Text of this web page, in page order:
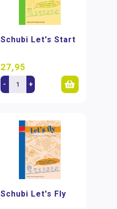
Schubi Let's Start
27,95
- +
Schubi Let's Fly